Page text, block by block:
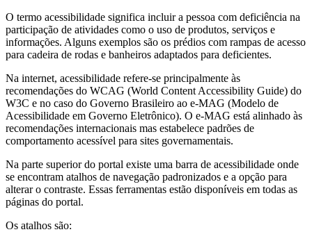
O termo acessibilidade significa incluir a pessoa com deficiência na
participação de atividades como o uso de produtos, serviços e
informações. Alguns exemplos são os prédios com rampas de acesso
para cadeira de rodas e banheiros adaptados para deficientes.
Na internet, acessibilidade refere-se principalmente às
recomendações do WCAG (World Content Accessibility Guide) do
W3C e no caso do Governo Brasileiro ao e-MAG (Modelo de
Acessibilidade em Governo Eletrônico). O e-MAG está alinhado às
recomendações internacionais mas estabelece padrões de
comportamento acessível para sites governamentais.
Na parte superior do portal existe uma barra de acessibilidade onde
se encontram atalhos de navegação padronizados e a opção para
alterar o contraste. Essas ferramentas estão disponíveis em todas as
páginas do portal.
Os atalhos são: